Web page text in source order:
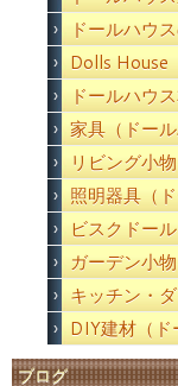
ドールハウ
Dolls House
ドールハウ
家具（ドール
リビング小
照明器具（
ビスクドー
ガーデン小
キッチン・
DIY建材（ド
ブログ